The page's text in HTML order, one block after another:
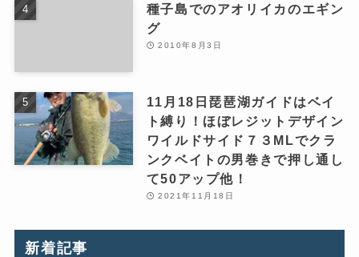
種子島でのアオリイカのエギン
グ
2010年8月3日
11月18日琵琶湖ガイドはベイ
ト縛り！ほぼレジットデザイン
ワイルドサイド７３MLでクラ
ンクベイトの男巻きで押し通し
て50アップ他！
2021年11月18日
新着記事